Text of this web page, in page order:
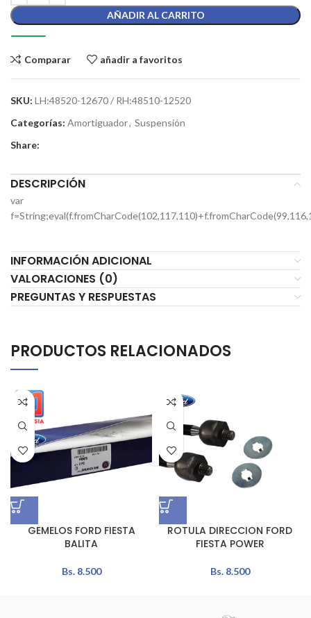
AÑADIR AL CARRITO
Comparar añadir a favoritos
SKU: LH:48520-12670 / RH:48510-12520
Categorías: Amortiguador, Suspensión
Share:
DESCRIPCIÓN
var
INFORMACIÓN ADICIONAL
VALORACIONES (0)
PREGUNTAS Y RESPUESTAS
PRODUCTOS RELACIONADOS
GEMELOS FORD FIESTA
BALITA
Bs.8.500
ROTULA DIRECCION FORD
FIESTA POWER
Bs.8.500